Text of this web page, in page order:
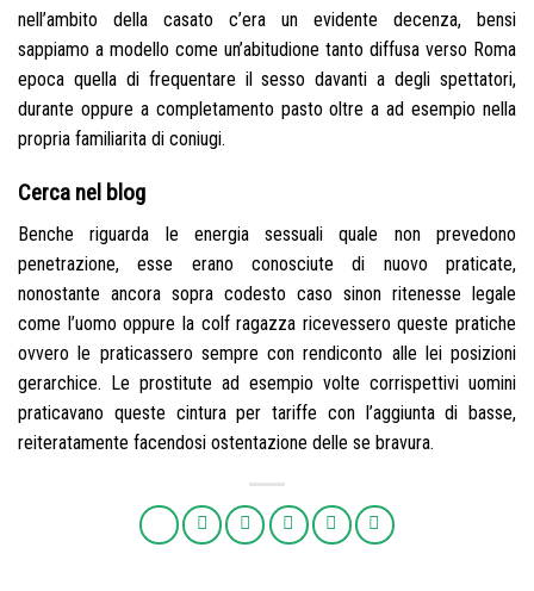
nell’ambito della casato c’era un evidente decenza, bensi
sappiamo a modello come un’abitudione tanto diffusa verso Roma
epoca quella di frequentare il sesso davanti a degli spettatori,
durante oppure a completamento pasto oltre a ad esempio nella
propria familiarita di coniugi.
Cerca nel blog
Benche riguarda le energia sessuali quale non prevedono
penetrazione, esse erano conosciute di nuovo praticate,
nonostante ancora sopra codesto caso sinon ritenesse legale
come l’uomo oppure la colf ragazza ricevessero queste pratiche
ovvero le praticassero sempre con rendiconto alle lei posizioni
gerarchice. Le prostitute ad esempio volte corrispettivi uomini
praticavano queste cintura per tariffe con l’aggiunta di basse,
reiteratamente facendosi ostentazione delle se bravura.